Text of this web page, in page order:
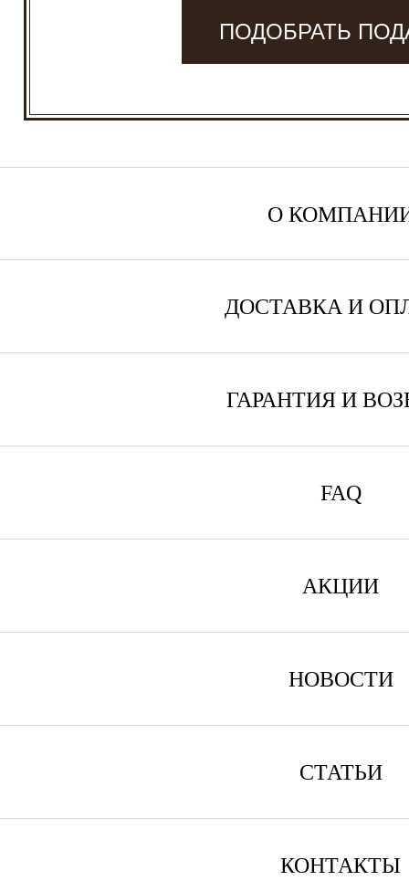
ПОДОБРАТЬ
О
ДОСТАВКА И
ГАРАНТИЯ И
FAQ
АКЦИИ
НОВОСТИ
СТАТЬИ
КОНТАКТЫ